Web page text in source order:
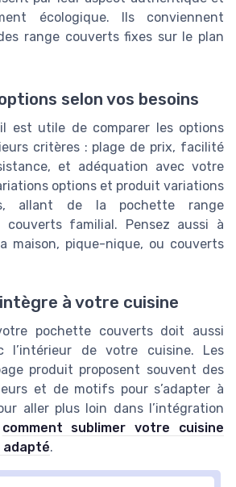
écologique. Ils conviennent
range couverts fixes sur le plan
selon vos besoins
est utile de comparer les options
critères : plage de prix, facilité
et adéquation avec votre
options et produit variations
allant de la pochette range
couverts familial. Pensez aussi à
maison, pique-nique, ou couverts
à votre cuisine
pochette couverts doit aussi
l’intérieur de votre cuisine. Les
produit proposent souvent des
et de motifs pour s’adapter à
aller plus loin dans l’intégration
comment sublimer votre cuisine
adapté.